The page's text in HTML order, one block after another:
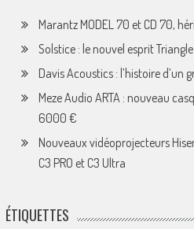
Marantz MODEL 70 et CD 70,
Solstice : le nouvel esprit Triangle
Davis Acoustics : l’histoire
Meze Audio ARTA : nouveau
6000 €
Nouveaux vidéoprojecteurs
C3 PRO et C3 Ultra
ÉTIQUETTES